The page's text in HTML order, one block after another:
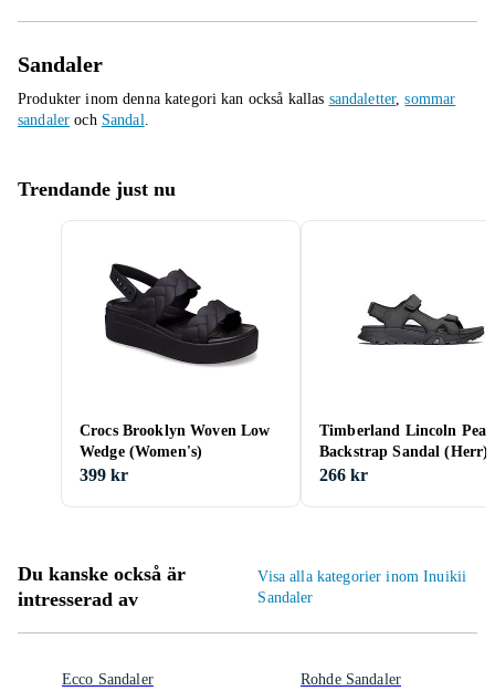
Sandaler
Produkter inom denna kategori kan också kallas sandaletter,sommar
sandaler och Sandal.
Trendande just nu
Crocs Brooklyn Woven Low
Wedge (Women's)
399 kr
Timberland Lincoln Peak
Backstrap Sandal (Herr)
266 kr
Du kanske också är
intresserad av
Visa alla kategorier inom Inuikii
Sandaler
Ecco Sandaler
Rohde Sandaler